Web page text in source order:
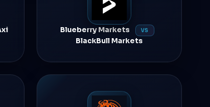
Blueberry Markets VS
BlackBull Markets